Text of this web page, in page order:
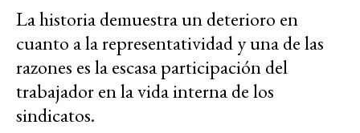
La historia demuestra un deterioro en
cuanto a la representatividad y una de las
razones es la escasa participación del
trabajador en la vida interna de los
sindicatos.